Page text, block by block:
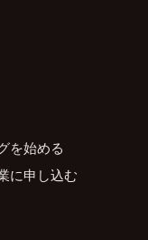
を始める
に申し込む